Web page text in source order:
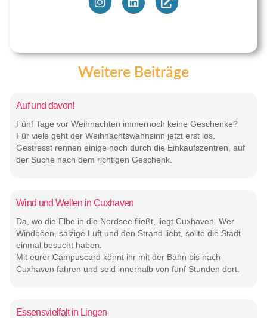
Weitere Beiträge
Auf und davon!
Fünf Tage vor Weihnachten immernoch keine Geschenke?
Für viele geht der Weihnachtswahnsinn jetzt erst los.
Gestresst rennen einige noch durch die Einkaufszentren, auf
der Suche nach dem richtigen Geschenk.
Wind und Wellen in Cuxhaven
Da, wo die Elbe in die Nordsee fließt, liegt Cuxhaven. Wer
Windböen, salzige Luft und den Strand liebt, sollte die Stadt
einmal besucht haben.
Mit eurer Campuscard könnt ihr mit der Bahn bis nach
Cuxhaven fahren und seid innerhalb von fünf Stunden dort.
Essensvielfalt in Lingen